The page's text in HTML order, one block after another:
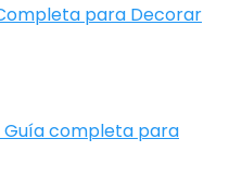
para Decorar
Guía completa para